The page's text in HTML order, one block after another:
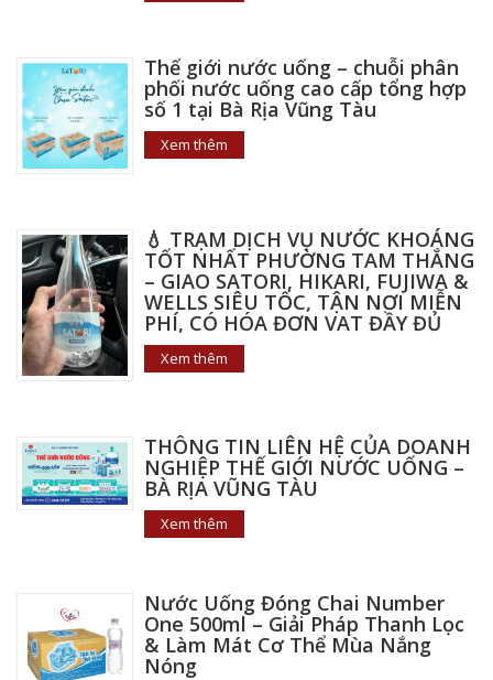
Thế giới nước uống – chuỗi phân
phối nước uống cao cấp tổng hợp
số 1 tại Bà Rịa Vũng Tàu
Xem thêm
💧 TRẠM DỊCH VỤ NƯỚC KHOÁNG
TỐT NHẤT PHƯỜNG TAM THẮNG
– GIAO SATORI, HIKARI, FUJIWA &
WELLS SIÊU TỐC, TẬN NƠI MIỄN
PHÍ, CÓ HÓA ĐƠN VAT ĐẦY ĐỦ
Xem thêm
THÔNG TIN LIÊN HỆ CỦA DOANH
NGHIỆP THẾ GIỚI NƯỚC UỐNG –
BÀ RỊA VŨNG TÀU
Xem thêm
Nước Uống Đóng Chai Number
One 500ml – Giải Pháp Thanh Lọc
& Làm Mát Cơ Thể Mùa Nắng
Nóng